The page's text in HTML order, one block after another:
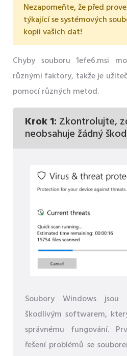
Nezapomeňte, že před
týkající se systémových
kopii vašich dat!
Chyby souboru 1efe6.msi
různými faktory, takže je
pomocí různých metod.
Krok 1: Zkontrolujte,
neobsahuje žádný
Soubory Windows jsou
škodlivým softwarem,
správnému fungování.
řešení problémů se